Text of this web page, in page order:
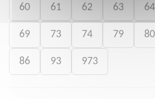
60 61 62 63 64
69 73 74 79 80
86 93 973